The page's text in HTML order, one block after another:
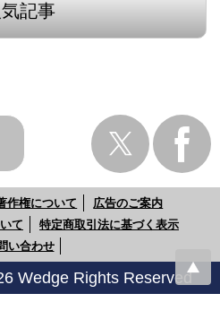
気記事
作権について
広告のご案内
て
特定商取引法に基づく表示
い合わせ
Wedge Rights Reserved